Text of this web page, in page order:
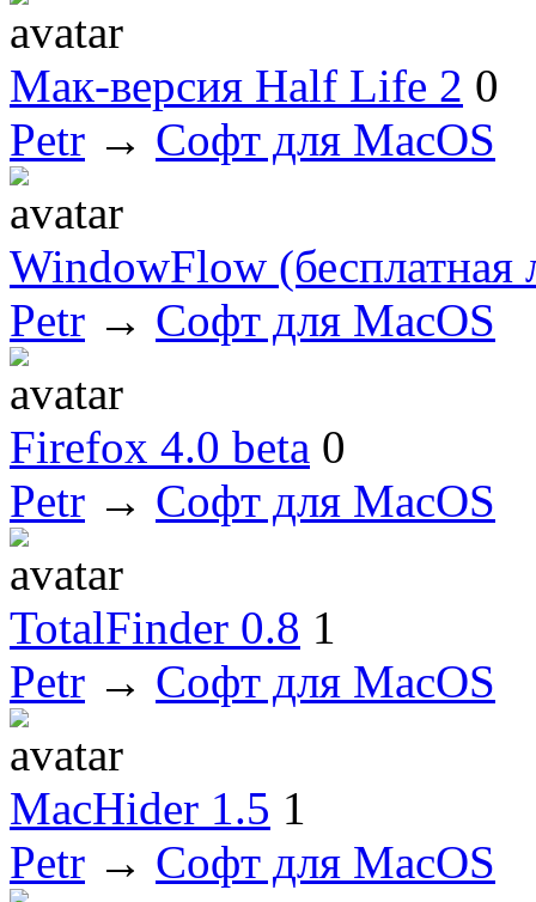
Мак-версия Half Life 2 0
Petr → Софт для MacOS
WindowFlow (бесплатная
Petr → Софт для MacOS
Firefox 4.0 beta 0
Petr → Софт для MacOS
TotalFinder 0.8 1
Petr → Софт для MacOS
MacHider 1.5 1
Petr → Софт для MacOS